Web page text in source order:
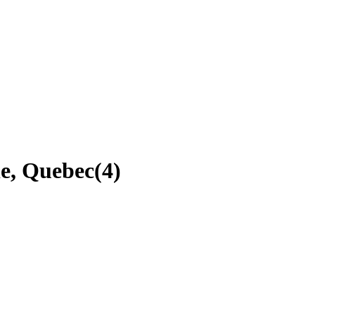
Quebec(4)